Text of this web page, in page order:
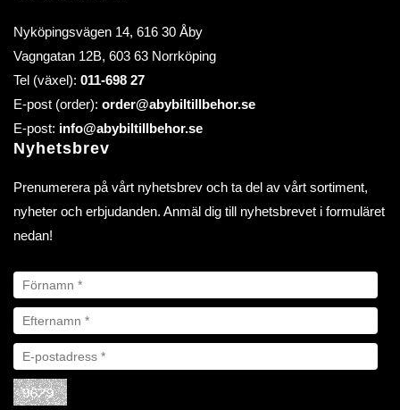
Nyköpingsvägen 14, 616 30 Åby
Vagngatan 12B, 603 63 Norrköping
Tel (växel): 011-698 27
E-post (order): order@abybiltillbehor.se
E-post: info@abybiltillbehor.se
Nyhetsbrev
Prenumerera på vårt nyhetsbrev och ta del av vårt sortiment,
nyheter och erbjudanden. Anmäl dig till nyhetsbrevet i formuläret
nedan!